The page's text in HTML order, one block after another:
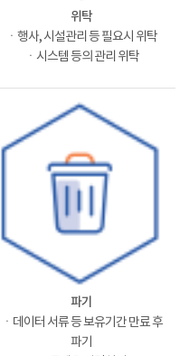
위탁
ㆍ행사, 시설관리 등 필요시 위탁
ㆍ시스템 등의 관리 위탁
파기
ㆍ데이터 서류 등 보유기간 만료 후
파기